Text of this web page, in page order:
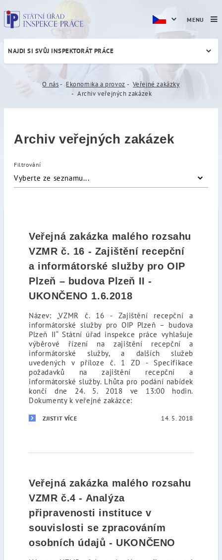
Archiv veřejných zakázek
NAJDI SI SVŮJ INSPEKTORÁT PRÁCE
O nás Ekonomika a provoz
Veřejné zakázky
Archiv veřejných zakázek
Archiv veřejných zakázek
Filtrování
Vyberte ze seznamu...
Veřejná zakázka malého rozsahu
VZMR č. 16 - Zajištění recepční
a informátorské služby pro OIP
Plzeň – budova Plzeň II -
UKONČENO 1.6.2018
Název: „VZMR č. 16 - Zajištění recepční a
informátorské služby pro OIP Plzeň – budova
Plzeň II“ Státní úřad inspekce práce vyhlašuje
výběrové řízení na zajištění recepční a
informátorské služby, a dalších služeb
uvedených v příloze č. 1 ZD - Specifikace
požadavků na zajištění recepční a
informátorské služby. Lhůta pro podání nabídek
končí dne 24. 5. 2018 ve 13:00 hodin.
Dokumenty k veřejné zakázce:
ZJISTIT VÍCE 14. 5. 2018
Veřejná zakázka malého rozsahu
VZMR č.4 - Analýza
připravenosti instituce v
souvislosti se zpracováním
osobních údajů - UKONČENO
MENU